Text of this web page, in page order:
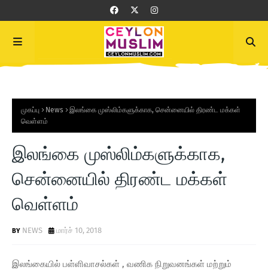
முகப்பு News
இலங்கை முஸ்லிம்களுக்காக, சென்னையில் திரண்ட மக்கள்
வெள்ளம்
இலங்கை முஸ்லிம்களுக்காக,
சென்னையில் திரண்ட மக்கள்
வெள்ளம்
NEWS மார்ச் 10, 2018
இலங்கையில் பள்ளிவாசல்கள் , வணிக நிறுவனங்கள் மற்றும்